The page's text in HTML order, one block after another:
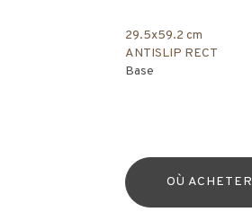
29.5x59.2 cm
ANTISLIP RECT
Base
OÙ ACHETER